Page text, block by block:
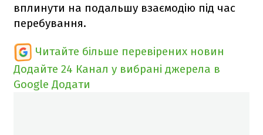
вплинути на подальшу взаємодію під час
перебування.
Читайте більше перевірених новин
Додайте 24 Канал у вибрані джерела в
Google Додати